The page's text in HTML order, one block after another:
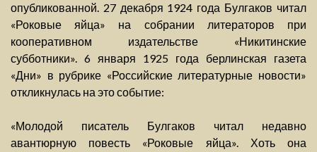
опубликованной. 27 декабря 1924 года Булгаков читал
«Роковые яйца» на собрании литераторов при
кооперативном издательстве «Никитинские
субботники». 6 января 1925 года берлинская газета
«Дни» в рубрике «Российские литературные новости»
откликнулась на это событие:
«Молодой писатель Булгаков читал недавно
авантюрную повесть «Роковые яйца». Хоть она